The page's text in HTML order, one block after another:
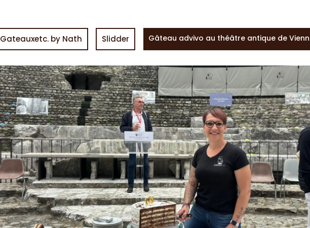
Gateauxetc. by Nath Slidder Gâteau advivo au théâtre antique de